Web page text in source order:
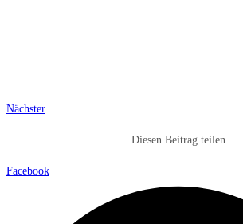
Nächster
Diesen Beitrag teilen
Facebook